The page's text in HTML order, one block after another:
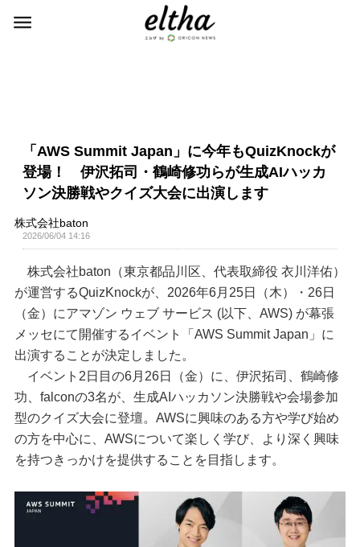
「AWS Summit Japan」に今年もQuizKnockが
登場！ 伊沢拓司・鶴崎修功らが生成AIハッカ
ソン決勝戦やクイズ大会に出演します
株式会社baton
2026/06/04 14:16
株式会社baton（東京都品川区、代表取締役 衣川洋佑）
が運営するQuizKnockが、2026年6月25日（木）・26日
（金）にアマゾン ウェブ サービス (以下、AWS) が幕張
メッセにて開催するイベント「AWS Summit Japan」に
出演することが決定しました。
イベント2日目の6月26日（金）に、伊沢拓司、鶴崎修
功、falconの3名が、生成AIハッカソン決勝戦や会場参加
型のクイズ大会に登壇。AWSに興味のある方や学び始め
の方を中心に、AWSについて楽しく学び、より深く興味
を持つきっかけを提供することを目指します。